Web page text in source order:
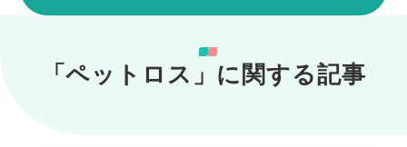
「ペットロス」に関する記事